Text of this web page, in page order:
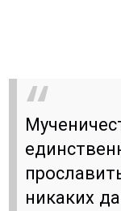
никаких